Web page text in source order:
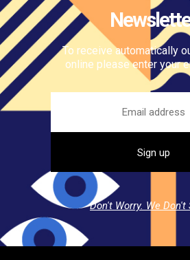
To receive automatically
online please enter your
Don't Worry. We Don't